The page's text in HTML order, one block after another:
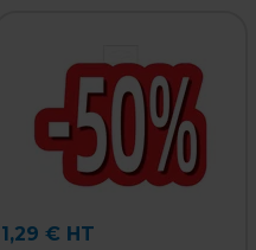
1,29 € HT